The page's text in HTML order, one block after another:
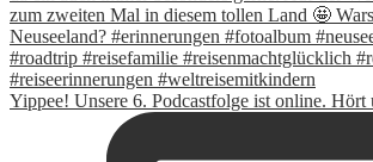
Yippee! Unsere 6. Podcastfolge ist online. Hört